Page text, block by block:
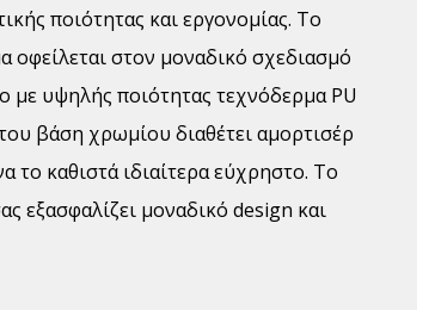
ποιότητας και εργονομίας. Το
οφείλεται στον μοναδικό σχεδιασμό
με υψηλής ποιότητας τεχνόδερμα PU
βάση χρωμίου διαθέτει αμορτισέρ
το καθιστά ιδιαίτερα εύχρηστο. Το
εξασφαλίζει μοναδικό design και